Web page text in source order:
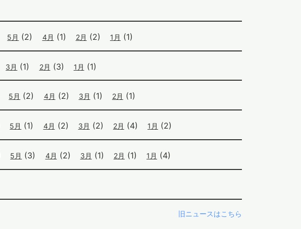
5月 (2) 4月 (1) 2月 (2) 1月 (1)
3月 (1) 2月 (3) 1月 (1)
5月 (2) 4月 (2) 3月 (1) 2月 (1)
5月 (1) 4月 (2) 3月 (2) 2月 (4) 1月 (2)
5月 (3) 4月 (2) 3月 (1) 2月 (1) 1月 (4)
旧ニュースはこちら